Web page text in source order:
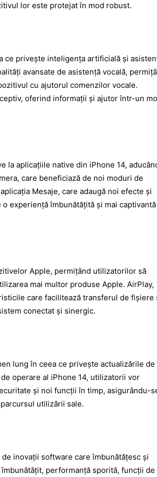
lor este protejat în mod robust.
ce privește inteligența artificială și
avansate de asistență vocală,
cu ajutorul comenzilor vocale.
oferind informații și ajutor într-un
la aplicațiile native din iPhone 14,
care beneficiază de noi moduri de
Mesaje, care adaugă noi efecte și
experiență îmbunătățită și mai
Apple, permițând utilizatorilor să
mai multor produse Apple. AirPlay,
care facilitează transferul de fișiere
conectat și sinergic.
lung în ceea ce privește actualizările de
operare al iPhone 14, utilizatorii vor
și noi funcții în timp, asigurându-
utilizării sale.
inovații software care îmbunătățesc și
performanță sporită, funcții de